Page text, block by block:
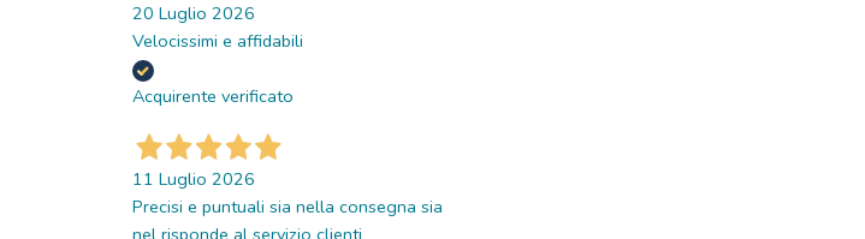
20 Luglio 2026
Velocissimi e affidabili
Acquirente verificato
11 Luglio 2026
Precisi e puntuali sia nella consegna sia
nel risponde al servizio clienti